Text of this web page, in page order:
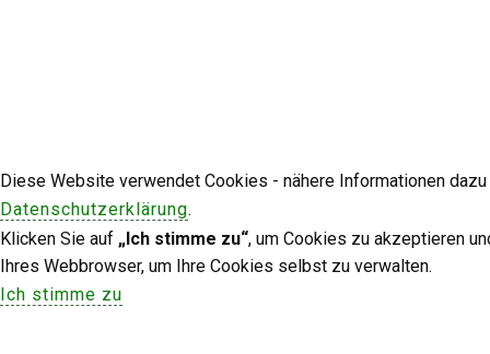
Diese Website verwendet Cookies - nähere Informationen
Datenschutzerklärung.
Klicken Sie auf „Ich stimme zu“, um Cookies zu akzeptieren
Ihres Webbrowser, um Ihre Cookies selbst zu verwalten.
Ich stimme zu